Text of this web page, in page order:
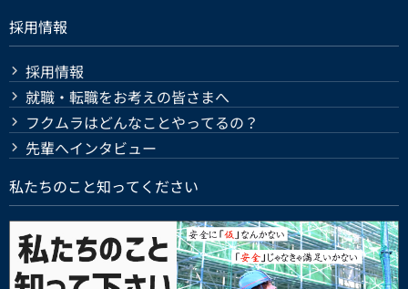
採用情報
採用情報
就職・転職をお考えの皆さまへ
フクムラはどんなことやってるの？
先輩へインタビュー
私たちのこと知ってください